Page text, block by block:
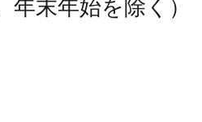
年末年始を除く）